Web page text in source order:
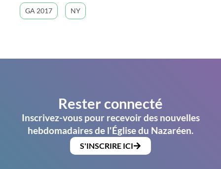
GA 2017 NY
Rester connecté
Inscrivez-vous pour recevoir des nouvelles
hebdomadaires de l'Église du Nazaréen.
S'INSCRIRE ICI